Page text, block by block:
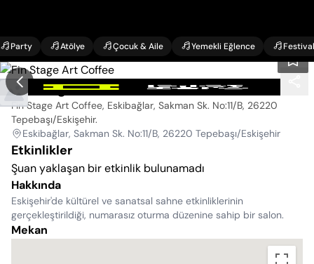
Party Atölye Çocuk & Aile Yemekli Eğlence Festival
Fin Stage Art Coffee
Fin Stage Art Coffee, Eskibağlar, Sakman Sk. No:11/B, 26220
Tepebaşı/Eskişehir.
Eskibağlar, Sakman Sk. No:11/B, 26220 Tepebaşı/Eskişehir
Etkinlikler
Şuan yaklaşan bir etkinlik bulunamadı
Hakkında
Eskişehir'de kültürel ve sanatsal sahne etkinliklerinin
gerçekleştirildiği, numarasız oturma düzenine sahip bir salon.
Mekan